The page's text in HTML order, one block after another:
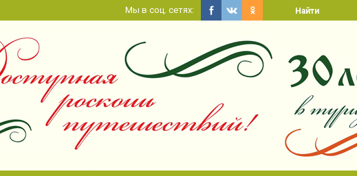
Найти
Мы в соц. сетях: